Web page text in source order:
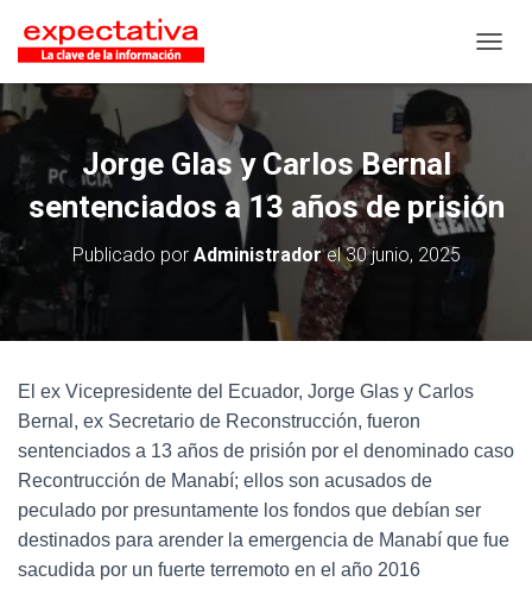
Jorge Glas y Carlos Bernal
sentenciados a 13 años de prisión
Publicado por Administradorel30 junio, 2025
El ex Vicepresidente del Ecuador, Jorge Glas y Carlos
Bernal, ex Secretario de Reconstrucción, fueron
sentenciados a 13 años de prisión por el denominado caso
Recontrucción de Manabí; ellos son acusados de
peculado por presuntamente los fondos que debían ser
destinados para arender la emergencia de Manabí que fue
sacudida por un fuerte terremoto en el año 2016